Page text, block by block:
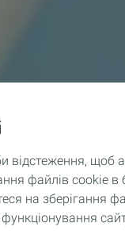
щоб
файлів cookie
на зберігання